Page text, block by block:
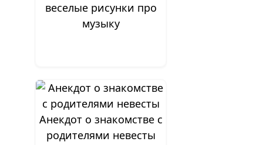
веселые рисунки про
музыку
Анекдот о знакомстве с
родителями невесты